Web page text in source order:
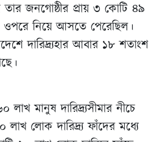
জনগোষ্ঠীর প্রায় ৩ কোটি ৪৯
ওপরে নিয়ে আসতে পেরেছিল।
দারিদ্র্যহার আবার ১৮ শতাংশ
মানুষ দারিদ্র্যসীমার নীচে
লোক দারিদ্র্য ফাঁদের মধ্যে